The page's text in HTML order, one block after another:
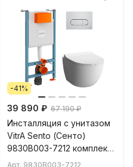
-41%
39 890 ₽ 67 190 ₽
Инсталляция с унитазом
VitrA Sento (Сенто)
9830B003-7212 комплект
4 в 1 с сиденьем
Арт. 9830B003-7212